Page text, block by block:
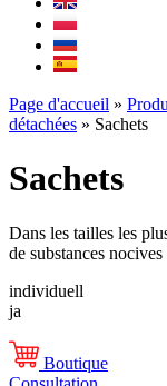
Page d'accueil »
détachées » Sachets
Sachets
Dans les tailles les
de substances
individuell
ja
Boutique